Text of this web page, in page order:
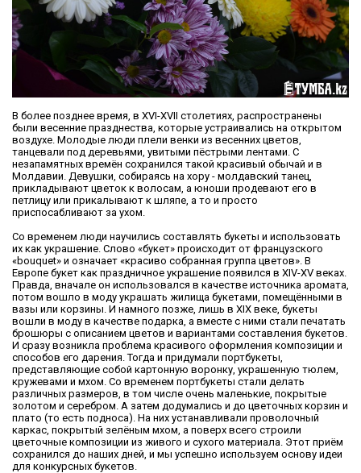
В более позднее время, в XVI-XVII столетиях, распространены
были весенние празднества, которые устраивались на открытом
воздухе. Молодые люди плели венки из весенних цветов,
танцевали под деревьями, увитыми пёстрыми лентами. С
незапамятных времён сохранился такой красивый обычай и в
Молдавии. Девушки, собираясь на хору - молдавский танец,
прикладывают цветок к волосам, а юноши продевают его в
петлицу или прикалывают к шляпе, а то и просто
приспосабливают за ухом.
Со временем люди научились составлять букеты и использовать
их как украшение. Слово «букет» происходит от французского
«bouquet» и означает «красиво собранная группа цветов». В
Европе букет как праздничное украшение появился в XIV-XV веках.
Правда, вначале он использовался в качестве источника аромата,
потом вошло в моду украшать жилища букетами, помещёнными в
вазы или корзины. И намного позже, лишь в XIX веке, букеты
вошли в моду в качестве подарка, а вместе с ними стали печатать
брошюры с описанием цветов и вариантами составления букетов.
И сразу возникла проблема красивого оформления композиции и
способов его дарения. Тогда и придумали портбукеты,
представляющие собой картонную воронку, украшенную тюлем,
кружевами и мхом. Со временем портбукеты стали делать
различных размеров, в том числе очень маленькие, покрытые
золотом и серебром. А затем додумались и до цветочных корзин и
плато (то есть подноса). На них устанавливали проволочный
каркас, покрытый зелёным мхом, а поверх всего строили
цветочные композиции из живого и сухого материала. Этот приём
сохранился до наших дней, и мы успешно используем основу идеи
для конкурсных букетов.